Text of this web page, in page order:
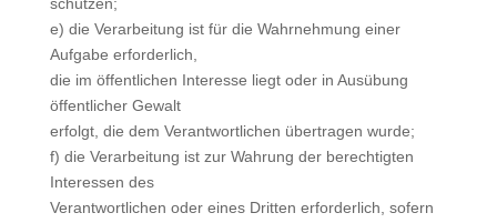
e) die Verarbeitung ist für die Wahrnehmung einer
Aufgabe erforderlich,
die im öffentlichen Interesse liegt oder in Ausübung
öffentlicher Gewalt
erfolgt, die dem Verantwortlichen übertragen wurde;
f) die Verarbeitung ist zur Wahrung der berechtigten
Interessen des
Verantwortlichen oder eines Dritten erforderlich, sofern